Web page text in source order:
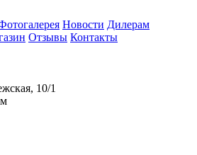
Новости Дилерам
Отзывы Контакты
10/1